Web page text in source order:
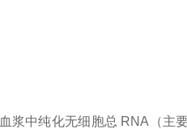
浆中纯化无细胞总 RNA（主